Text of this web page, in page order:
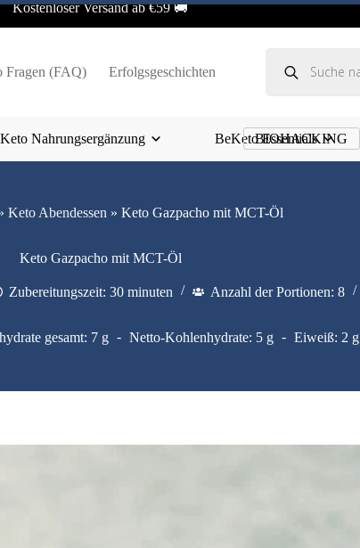
Kostenloser Versand ab €59 🚚
Fragen (FAQ) Erfolgsgeschichten
search
Keto Nahrungsergänzung BeKeto Essentials
BIOHACKING
Keto Abendessen »Keto Gazpacho mit MCT-Öl
Keto Gazpacho mit MCT-Öl
Zubereitungszeit: 30 minuten Anzahl der Portionen: 8
gesamt: 7 g Netto-Kohlenhydrate: 5 g Eiweiß: 2 g